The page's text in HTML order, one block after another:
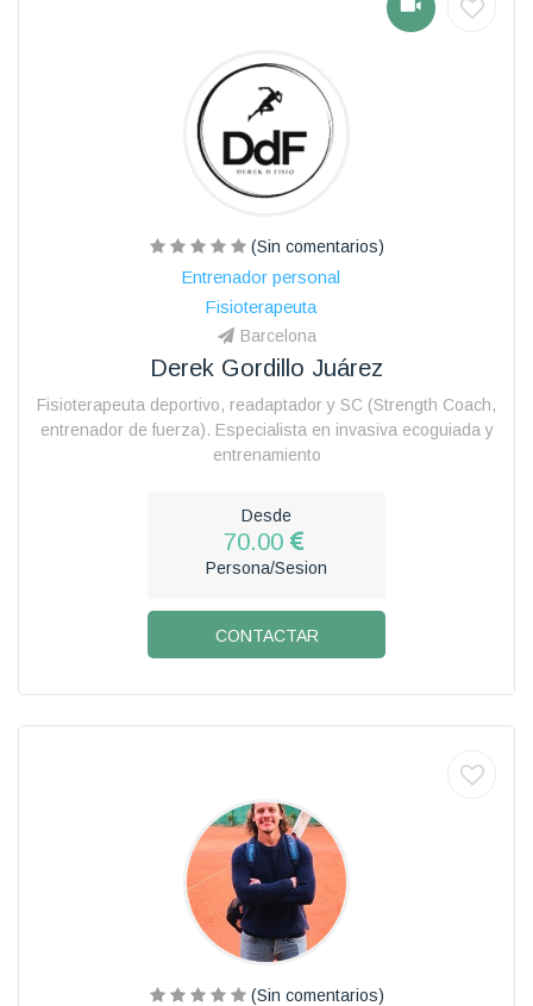
(Sin comentarios)
Entrenador personal
Fisioterapeuta
Barcelona
Derek Gordillo Juárez
Fisioterapeuta deportivo, readaptador y SC (Strength Coach,
entrenador de fuerza). Especialista en invasiva ecoguiada y
entrenamiento
Desde
70.00
Persona/Sesion
CONTACTAR
(Sin comentarios)